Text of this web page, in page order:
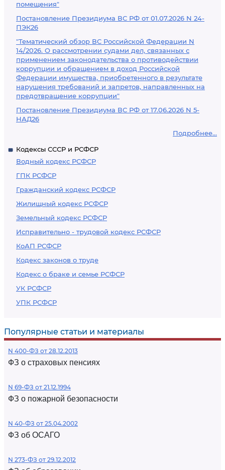
помещения"
Постановление Президиума ВС РФ от 01.07.2026 N 24-
ПЭК26
"Тематический обзор ВС Российской Федерации N
14/2026. О рассмотрении судами дел, связанных с
применением законодательства о противодействии
коррупции и обращением в доход Российской
Федерации имущества, приобретенного в результате
нарушения требований и запретов, направленных на
предотвращение коррупции"
Постановление Президиума ВС РФ от 17.06.2026 N 5-
НАД26
Подробнее...
Кодексы СССР и РСФСР
Водный кодекс РСФСР
ГПК РСФСР
Гражданский кодекс РСФСР
Жилищный кодекс РСФСР
Земельный кодекс РСФСР
Исправительно - трудовой кодекс РСФСР
КоАП РСФСР
Кодекс законов о труде
Кодекс о браке и семье РСФСР
УК РСФСР
УПК РСФСР
Популярные статьи и материалы
N 400-ФЗ от 28.12.2013
ФЗ о страховых пенсиях
N 69-ФЗ от 21.12.1994
ФЗ о пожарной безопасности
N 40-ФЗ от 25.04.2002
ФЗ об ОСАГО
N 273-ФЗ от 29.12.2012